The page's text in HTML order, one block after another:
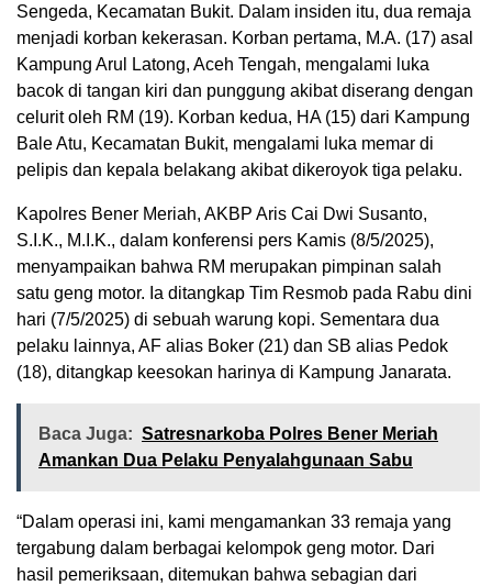
Sengeda, Kecamatan Bukit. Dalam insiden itu, dua remaja
menjadi korban kekerasan. Korban pertama, M.A. (17) asal
Kampung Arul Latong, Aceh Tengah, mengalami luka
bacok di tangan kiri dan punggung akibat diserang dengan
celurit oleh RM (19). Korban kedua, HA (15) dari Kampung
Bale Atu, Kecamatan Bukit, mengalami luka memar di
pelipis dan kepala belakang akibat dikeroyok tiga pelaku.
Kapolres Bener Meriah, AKBP Aris Cai Dwi Susanto,
S.I.K., M.I.K., dalam konferensi pers Kamis (8/5/2025),
menyampaikan bahwa RM merupakan pimpinan salah
satu geng motor. Ia ditangkap Tim Resmob pada Rabu dini
hari (7/5/2025) di sebuah warung kopi. Sementara dua
pelaku lainnya, AF alias Boker (21) dan SB alias Pedok
(18), ditangkap keesokan harinya di Kampung Janarata.
Baca Juga: Satresnarkoba Polres Bener Meriah
Amankan Dua Pelaku Penyalahgunaan Sabu
“Dalam operasi ini, kami mengamankan 33 remaja yang
tergabung dalam berbagai kelompok geng motor. Dari
hasil pemeriksaan, ditemukan bahwa sebagian dari